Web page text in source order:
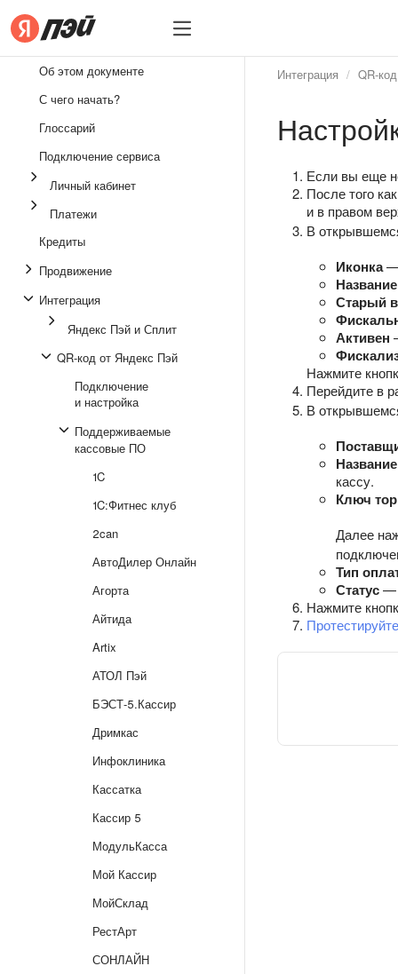
Бизнесу
Личный кабинет
Продвижение
Об этом документе
С чего начать?
Глоссарий
Подключение сервиса
Личный кабинет
Платежи
Кредиты
Продвижение
Интеграция
Яндекс Пэй и Сплит
QR‑код от Яндекс Пэй
Подключение
и настройка
Поддерживаемые
кассовые ПО
1C
1C:Фитнес клуб
2can
АвтоДилер Онлайн
Агорта
Айтида
Artix
АТОЛ Пэй
БЭСТ-5.Кассир
Дримкас
Инфоклиника
Кассатка
Кассир 5
МодульКасса
Мой Кассир
МойСклад
РестАрт
СОНЛАЙН
Интеграция
Если вы еще
После того
и в правом
В
Иконка—
Название
Старый
Активен
Нажмите
Перейдите в
В
кассу.
Ключ
Далее
Тип
Статус—
Нажмите
Протестируйте